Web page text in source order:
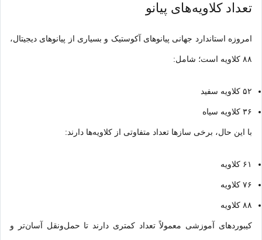
تعداد کلاویه‌های پیانو
امروزه استاندارد جهانی پیانوهای آکوستیک و بسیاری از پیانوهای دیجیتال،
۸۸ کلاویه است؛ شامل:
۵۲ کلاویه سفید
۳۶ کلاویه سیاه
با این حال، برخی سازها تعداد متفاوتی از کلاویه‌ها دارند:
۶۱ کلاویه
۷۶ کلاویه
۸۸ کلاویه
کیبوردهای آموزشی معمولاً تعداد کمتری دارند تا حمل‌ونقل آسان‌تر و